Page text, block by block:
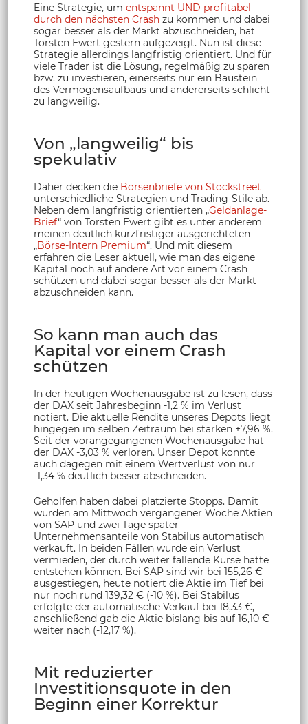
Eine Strategie, um entspannt UND profitabel
durch den nächsten Crash zu kommen und dabei
sogar besser als der Markt abzuschneiden, hat
Torsten Ewert gestern aufgezeigt. Nun ist diese
Strategie allerdings langfristig orientiert. Und für
viele Trader ist die Lösung, regelmäßig zu sparen
bzw. zu investieren, einerseits nur ein Baustein
des Vermögensaufbaus und andererseits schlicht
zu langweilig.
Von „langweilig“ bis
spekulativ
Daher decken die Börsenbriefe von Stockstreet
unterschiedliche Strategien und Trading-Stile ab.
Neben dem langfristig orientierten „Geldanlage-
Brief“ von Torsten Ewert gibt es unter anderem
meinen deutlich kurzfristiger ausgerichteten
„Börse-Intern Premium“. Und mit diesem
erfahren die Leser aktuell, wie man das eigene
Kapital noch auf andere Art vor einem Crash
schützen und dabei sogar besser als der Markt
abzuschneiden kann.
So kann man auch das
Kapital vor einem Crash
schützen
In der heutigen Wochenausgabe ist zu lesen, dass
der DAX seit Jahresbeginn -1,2 % im Verlust
notiert. Die aktuelle Rendite unseres Depots liegt
hingegen im selben Zeitraum bei starken +7,96 %.
Seit der vorangegangenen Wochenausgabe hat
der DAX -3,03 % verloren. Unser Depot konnte
auch dagegen mit einem Wertverlust von nur
-1,34 % deutlich besser abschneiden.
Geholfen haben dabei platzierte Stopps. Damit
wurden am Mittwoch vergangener Woche Aktien
von SAP und zwei Tage später
Unternehmensanteile von Stabilus automatisch
verkauft. In beiden Fällen wurde ein Verlust
vermieden, der durch weiter fallende Kurse hätte
entstehen können. Bei SAP sind wir bei 155,26 €
ausgestiegen, heute notiert die Aktie im Tief bei
nur noch rund 139,32 € (-10 %). Bei Stabilus
erfolgte der automatische Verkauf bei 18,33 €,
anschließend gab die Aktie bislang bis auf 16,10 €
weiter nach (-12,17 %).
Mit reduzierter
Investitionsquote in den
Beginn einer Korrektur